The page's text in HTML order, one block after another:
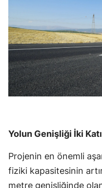
Yolun Genişliği İki
Projenin en önemli
fiziki kapasitesinin
metre genişliğinde